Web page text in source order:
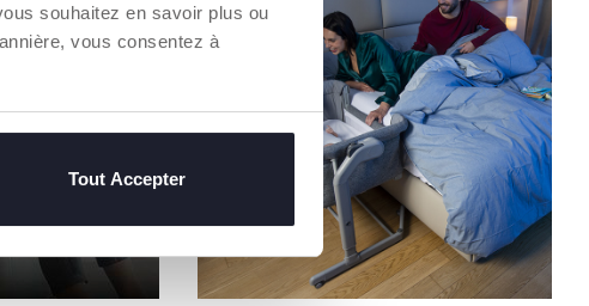
souhaitez en savoir plus ou
vous consentez à
Tout Accepter